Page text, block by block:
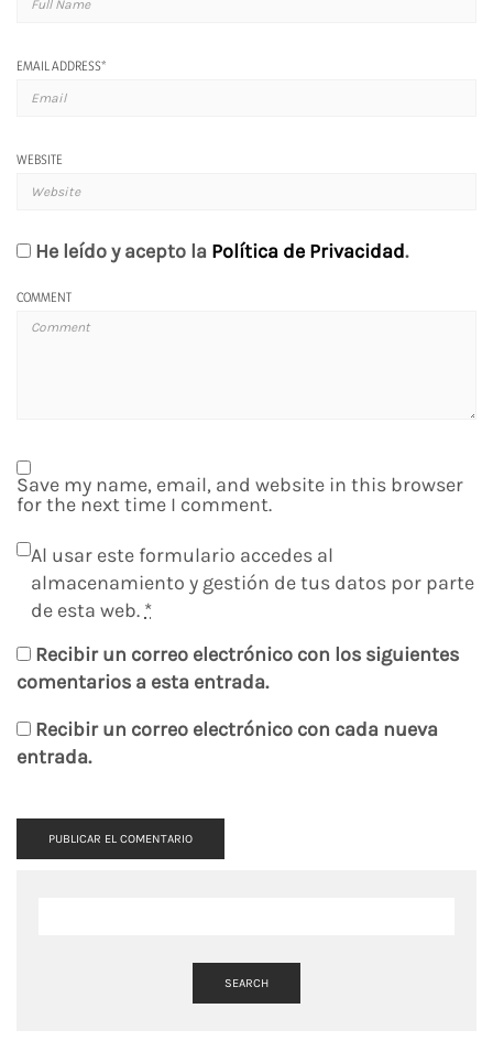
EMAIL ADDRESS*
WEBSITE
He leído y acepto la Política de Privacidad.
COMMENT
Save my name, email, and website in this browser
for the next time I comment.
Al usar este formulario accedes al
almacenamiento y gestión de tus datos por parte
de esta web. *
Recibir un correo electrónico con los siguientes
comentarios a esta entrada.
Recibir un correo electrónico con cada nueva
entrada.
SEARCH